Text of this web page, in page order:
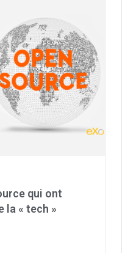
qui ont
la « tech »